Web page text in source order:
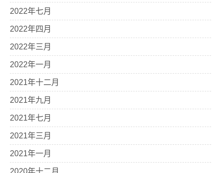
2022年七月
2022年四月
2022年三月
2022年一月
2021年十二月
2021年九月
2021年七月
2021年三月
2021年一月
2020年十二月